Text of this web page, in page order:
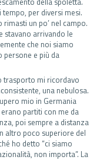
per diversi mesi.
un po’ nel campo.
stavano arrivando le
che noi siamo
persone e più da
trasporto mi ricordavo
una nebulosa.
mio in Germania
partiti con me da
poi sempre a distanza
altro poco superiore del
ho detto “ci siamo
non importa”. La